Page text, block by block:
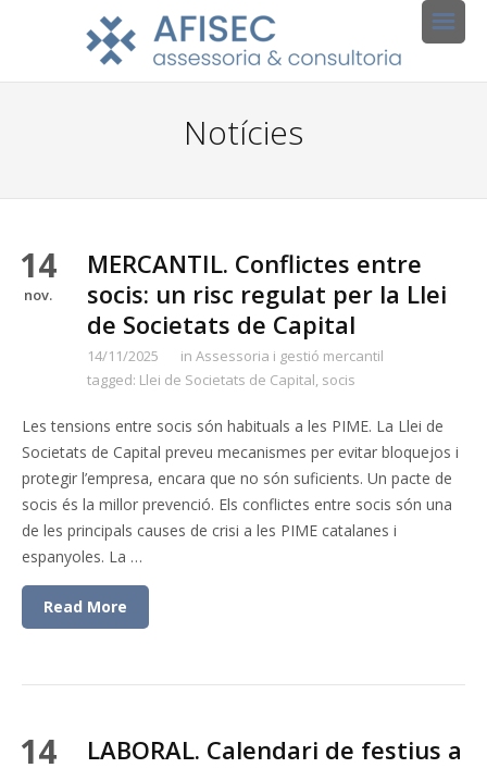
Notícies
14
nov.
MERCANTIL. Conflictes entre
socis: un risc regulat per la Llei
de Societats de Capital
14/11/2025 in Assessoria i gestió mercantil
tagged: Llei de Societats de Capital, socis
Les tensions entre socis són habituals a les PIME. La Llei de
Societats de Capital preveu mecanismes per evitar bloquejos i
protegir l’empresa, encara que no són suficients. Un pacte de
socis és la millor prevenció. Els conflictes entre socis són una
de les principals causes de crisi a les PIME catalanes i
espanyoles. La …
Read More
14
LABORAL. Calendari de festius a